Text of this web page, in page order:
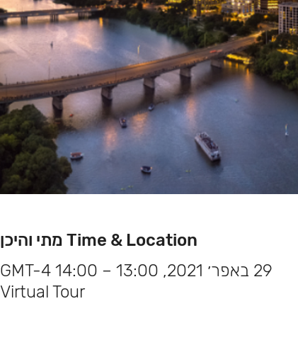
Time & Location מתי והיכן
29 באפר׳ 2021, 13:00 – 14:00 GMT-4‎
Virtual Tour